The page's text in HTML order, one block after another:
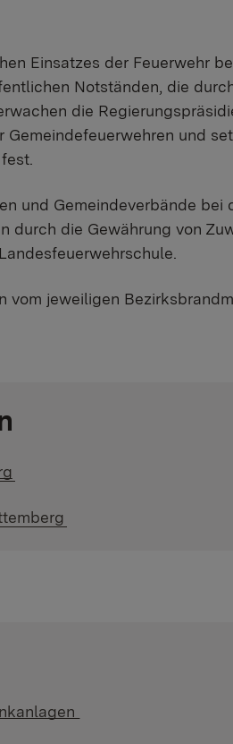
Einsatzes der Feuerwehr
Notständen, die
die
und
und Gemeindeverbände
durch die Gewährung von
jeweiligen